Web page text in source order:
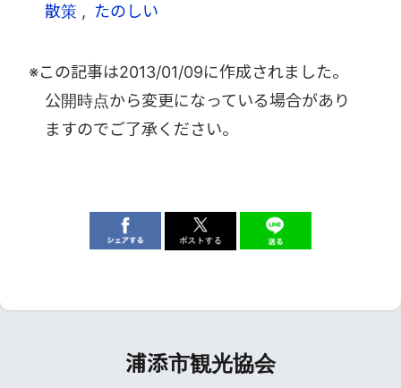
散策 たのしい
※この記事は2013/01/09に作成されました。
公開時点から変更になっている場合があり
ますのでご了承ください。
浦添市観光協会